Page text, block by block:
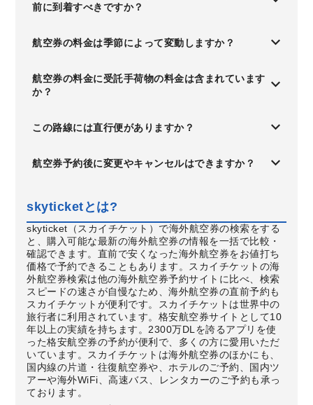
前に到着すべきですか？
航空券の料金は季節によって変動しますか？
航空券の料金に受託手荷物の料金は含まれています
か？
この路線には直行便がありますか？
航空券予約後に変更やキャンセルはできますか？
skyticketとは?
skyticket（スカイチケット）で海外航空券の検索をする
と、購入可能な最新の海外航空券の情報を一括で比較・
確認できます。直前で安くなった海外航空券をお値打ち
価格で予約できることもあります。スカイチケットの海
外航空券検索は他の海外航空券予約サイトに比べ、検索
スピードの速さが自慢なため、海外航空券の直前予約も
スカイチケットが便利です。スカイチケットは世界中の
旅行者に利用されています。格安航空券サイトとして10
年以上の実績を持ちます。2300万DLを誇るアプリを使
った格安航空券の予約が便利で、多くの方に愛用いただ
いています。スカイチケットは海外航空券のほかにも、
国内線の片道・往復航空券や、ホテルのご予約、国内ツ
アーや海外WiFi、高速バス、レンタカーのご予約も承っ
ております。